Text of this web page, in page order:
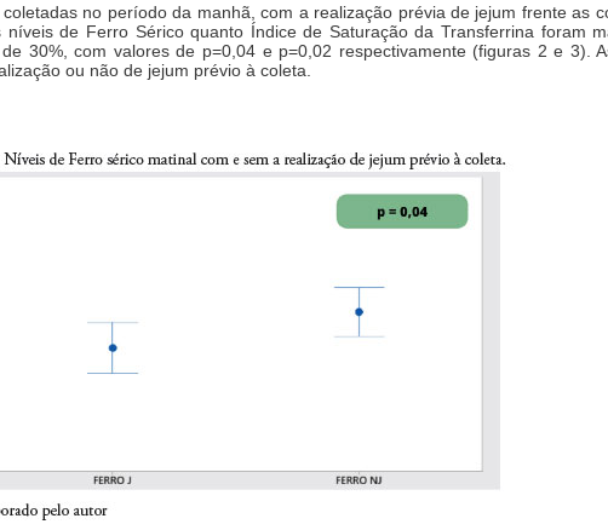
no período da manhã, com a realização prévia de jejum frente as
de Ferro Sérico quanto Índice de Saturação da Transferrina foram
30%, com valores de p=0,04 e p=0,02 respectivamente (figuras 2 e 3).
ou não de jejum prévio à coleta.